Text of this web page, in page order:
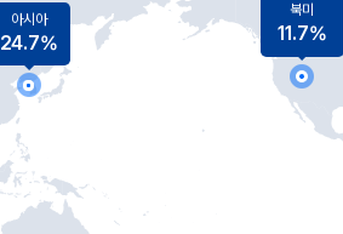
북미
11.7%
아시아
24.7%